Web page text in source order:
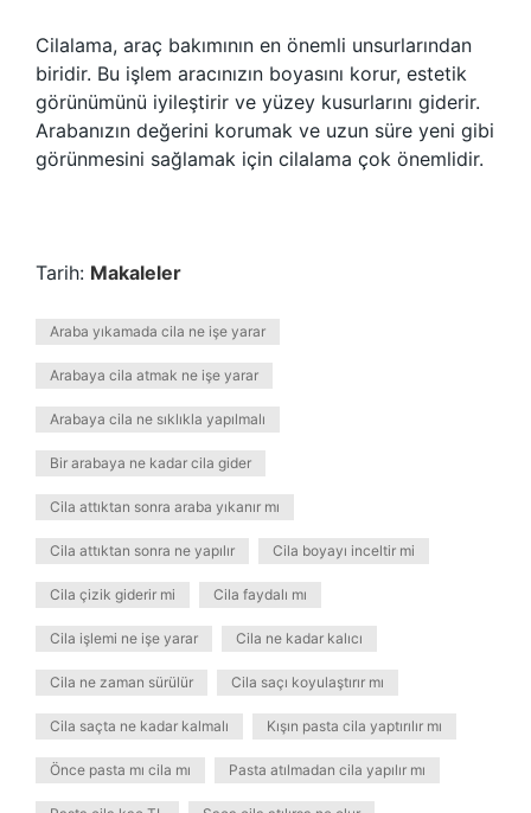
Cilalama, araç bakımının en önemli unsurlarından
biridir. Bu işlem aracınızın boyasını korur, estetik
görünümünü iyileştirir ve yüzey kusurlarını giderir.
Arabanızın değerini korumak ve uzun süre yeni gibi
görünmesini sağlamak için cilalama çok önemlidir.
Tarih: Makaleler
Araba yıkamada cila ne işe yarar
Arabaya cila atmak ne işe yarar
Arabaya cila ne sıklıkla yapılmalı
Bir arabaya ne kadar cila gider
Cila attıktan sonra araba yıkanır mı
Cila attıktan sonra ne yapılır Cila boyayı inceltir mi
Cila çizik giderir mi Cila faydalı mı
Cila işlemi ne işe yarar Cila ne kadar kalıcı
Cila ne zaman sürülür Cila saçı koyulaştırır mı
Cila saçta ne kadar kalmalı Kışın pasta cila yaptırılır mı
Önce pasta mı cila mı Pasta atılmadan cila yapılır mı